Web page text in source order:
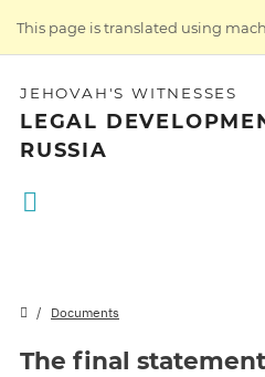
This page is translated using
JEHOVAH'S WITNESSES
LEGAL
RUSSIA
Documents
The final